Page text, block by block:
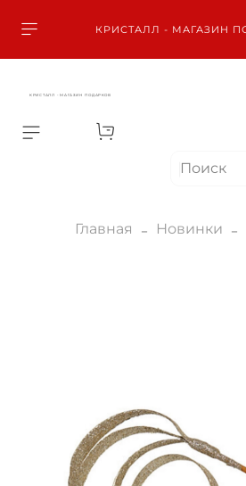
КРИСТАЛЛ - МАГАЗИН
КРИСТАЛЛ - МАГАЗИН ПОДАРКОВ
Главная Новинки